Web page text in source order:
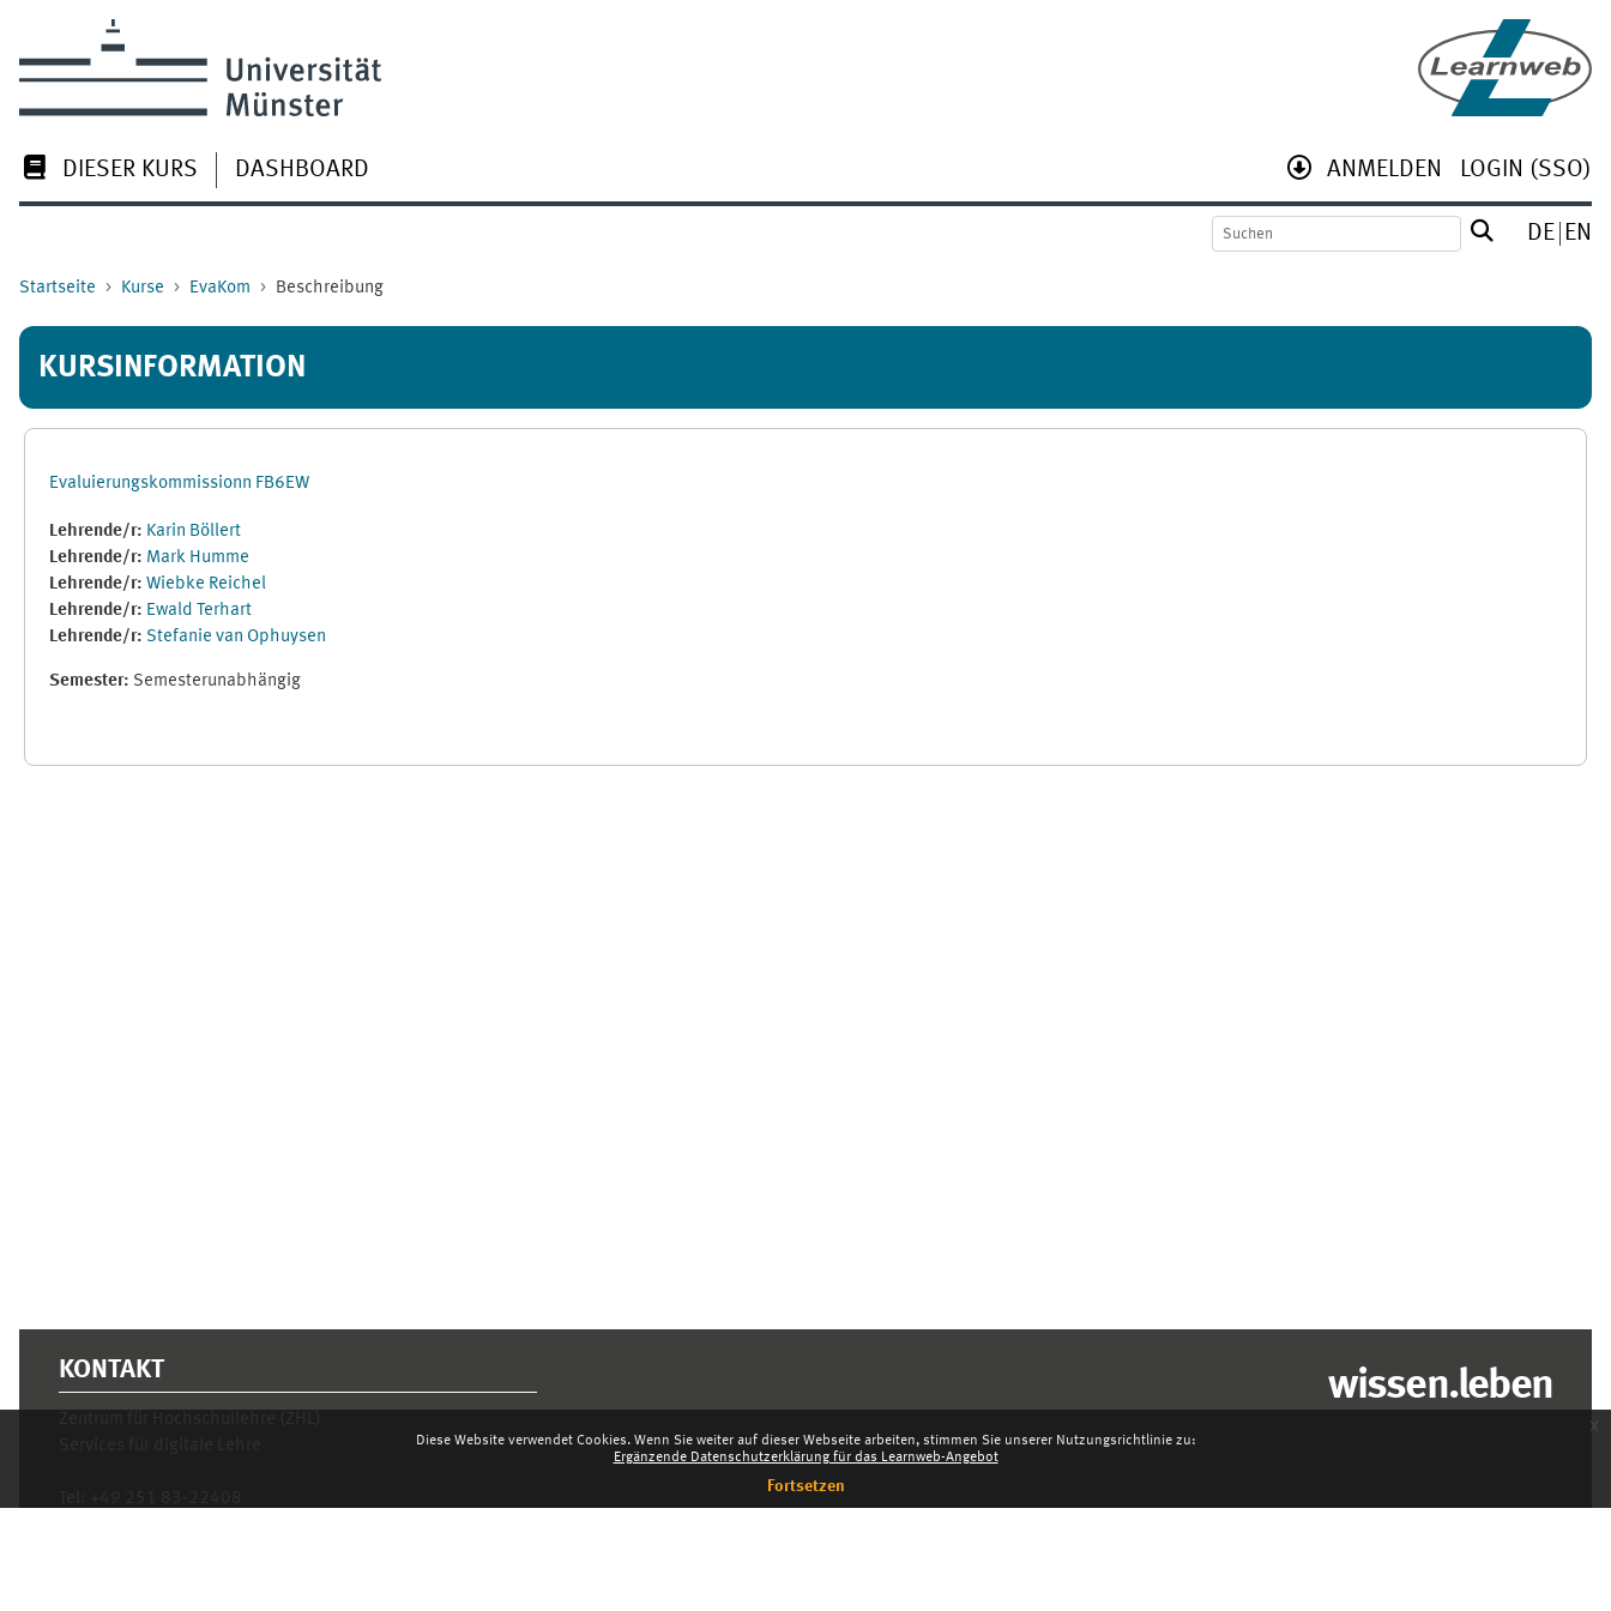
Diese Website verwendet Cookies. Wenn Sie weiter auf dieser Webseite arbeiten, stimmen Sie unserer Nutzungsrichtlinie zu:
Ergänzende Datenschutzerklärung für das Learnweb-Angebot
Fortsetzen
x
DIESER KURS DASHBOARD ANMELDEN LOGIN (SSO)
DE EN
Startseite Kurse EvaKom Beschreibung
KURSINFORMATION
Evaluierungskommissionn FB6EW
Lehrende/r: Karin Böllert
Lehrende/r: Mark Humme
Lehrende/r: Wiebke Reichel
Lehrende/r: Ewald Terhart
Lehrende/r: Stefanie van Ophuysen
Semester: Semesterunabhängig
KONTAKT wissen.leben